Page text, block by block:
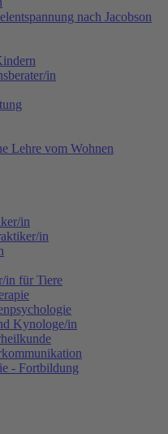
nach Jacobson
in
Lehre vom Wohnen
in
in
in für Tiere
Kynologe/in
- Fortbildung